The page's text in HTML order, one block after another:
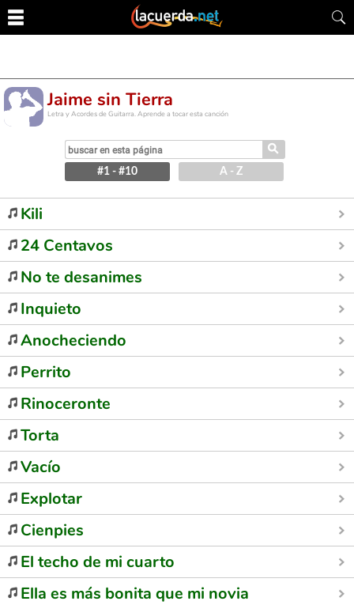
Jaime sin Tierra
Letra y Acordes de Guitarra. Aprende a tocar esta canción
⚲
#1 - #10 A - Z
Kili
24 Centavos
No te desanimes
Inquieto
Anocheciendo
Perrito
Rinoceronte
Torta
Vacío
Explotar
Cienpies
El techo de mi cuarto
Ella es más bonita que mi novia